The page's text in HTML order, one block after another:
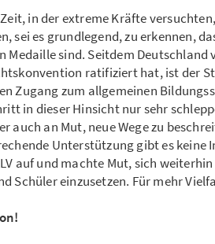
in der extreme Kräfte
sei es grundlegend, zu erkennen,
Medaille sind. Seitdem Deutschland
ratifiziert hat, ist der
Zugang zum allgemeinen
in dieser Hinsicht nur sehr
auch an Mut, neue Wege zu
Unterstützung gibt es keine
auf und machte Mut, sich
Schüler einzusetzen. Für mehr